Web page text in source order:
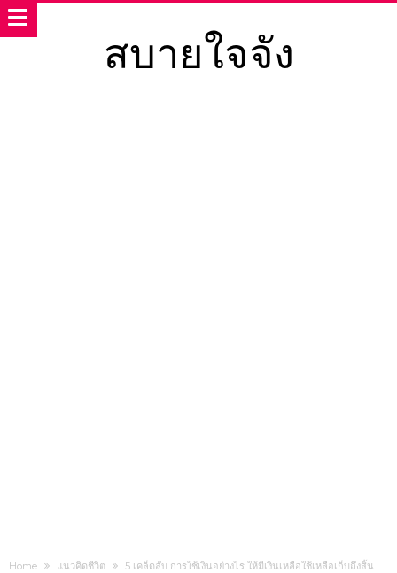
สบายใจจัง
Home แนวคิดชีวิต
5 เคล็ดลับ การใช้เงินอย่างไร ให้มีเงินเหลือใช้เหลือเก็บถึงสิ้น